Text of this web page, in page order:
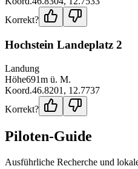
Korrekt?
Hochstein Landeplatz 2
Landung
Höhe691m ü. M.
Koord.46.8201 , 12.7737
Korrekt?
Piloten-Guide
Ausführliche Recherche und